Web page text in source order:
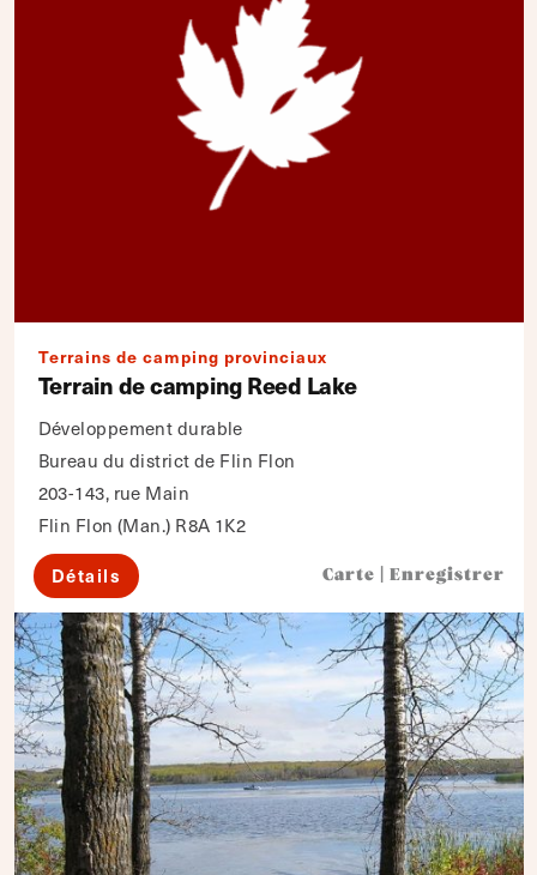
Terrains de camping provinciaux
Terrain de camping Reed Lake
Développement durable
Bureau du district de Flin Flon
203-143, rue Main
Flin Flon (Man.) R8A 1K2
Détails Carte Enregistrer